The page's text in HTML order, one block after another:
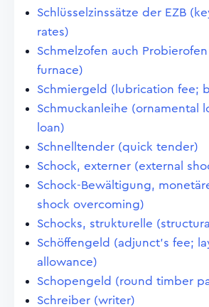
Schlüsselzinssätze der EZB
rates)
Schmelzofen auch
furnace)
Schmiergeld (lubrication fee;
Schmuckanleihe (ornamental
loan)
Schnelltender (quick tender)
Schock, externer (external
Schock-Bewältigung,
shock overcoming)
Schocks, strukturelle
Schöffengeld (adjunct's fee;
allowance)
Schopengeld (round timber
Schreiber (writer)